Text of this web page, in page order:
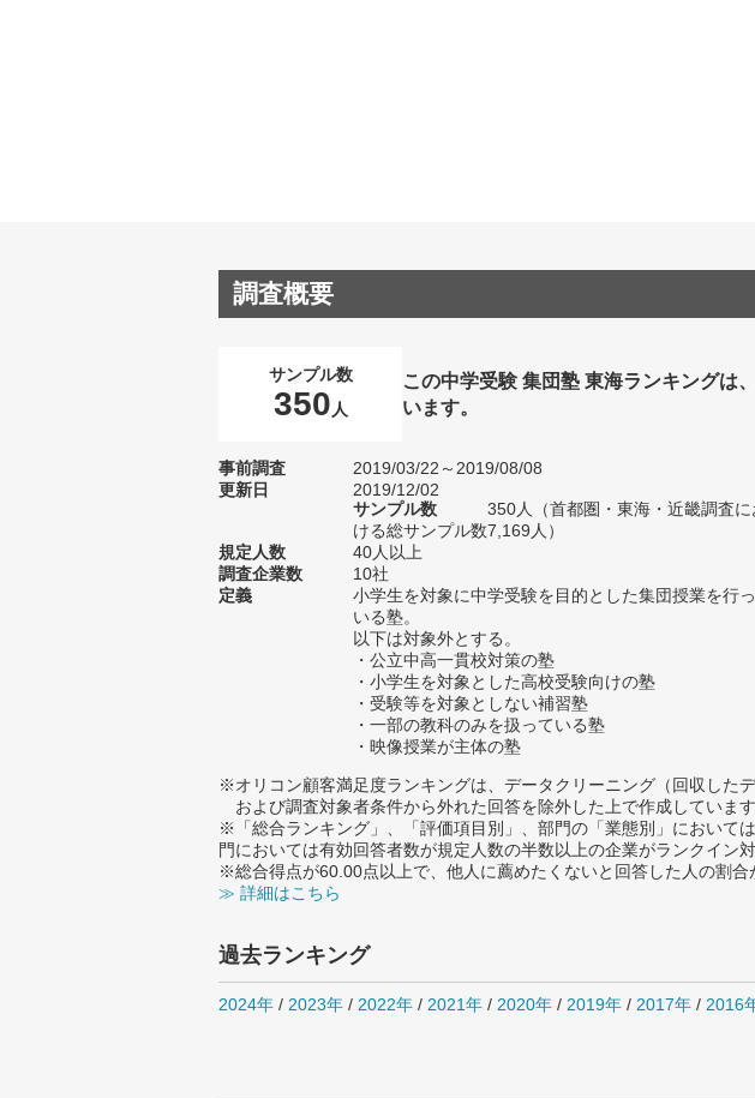
調査概要
サンプル数
350 人
この中学受験 集団塾 東海ランキングは
います。
事前調査
2019/03/22～2019/08/08
更新日
2019/12/02
サンプル数
350人（首都圏・東海・近畿調査に
ける総サンプル数7,169人）
規定人数
40人以上
調査企業数
10社
定義
小学生を対象に中学受験を目的とした集団授業を行
いる塾。
以下は対象外とする。
・公立中高一貫校対策の塾
・小学生を対象とした高校受験向けの塾
・受験等を対象としない補習塾
・一部の教科のみを扱っている塾
・映像授業が主体の塾
※オリコン顧客満足度ランキングは、データクリーニング（回収した
および調査対象者条件から外れた回答を除外した上で作成しています
※「総合ランキング」、「評価項目別」、部門の「業態別」において
門においては有効回答者数が規定人数の半数以上の企業がランクイン対
※総合得点が60.00点以上で、他人に薦めたくないと回答した人の割合
≫ 詳細はこちら
過去ランキング
2024年 / 2023年 / 2022年 / 2021年 / 2020年 / 2019年 / 2017年 / 2016